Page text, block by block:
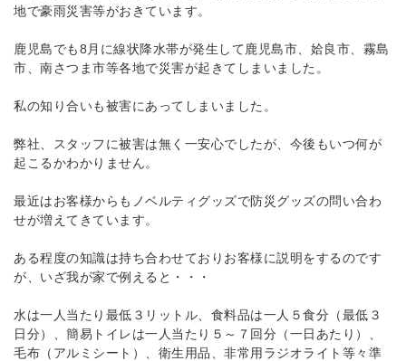
地で豪雨災害等がおきています。
鹿児島でも8月に線状降水帯が発生して鹿児島市、姶良市、霧島
市、南さつま市等各地で災害が起きてしまいました。
私の知り合いも被害にあってしまいました。
弊社、スタッフに被害は無く一安心でしたが、今後もいつ何が
起こるかわかりません。
最近はお客様からもノベルティグッズで防災グッズの問い合わ
せが増えてきています。
ある程度の知識は持ち合わせておりお客様に説明をするのです
が、いざ我が家で例えると・・・
水は一人当たり最低３リットル、食料品は一人５食分（最低３
日分）、簡易トイレは一人当たり５～７回分（一日あたり）、
毛布（アルミシート）、衛生用品、非常用ラジオライト等々準